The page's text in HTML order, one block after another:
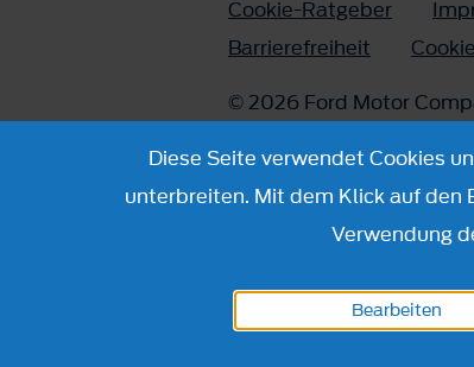
Cookie-Ratgeber
Barrierefreiheit
© 2026 Ford Motor
Diese Seite verwendet Cookies
unterbreiten. Mit dem Klick auf den
Verwendung
Bearbeiten